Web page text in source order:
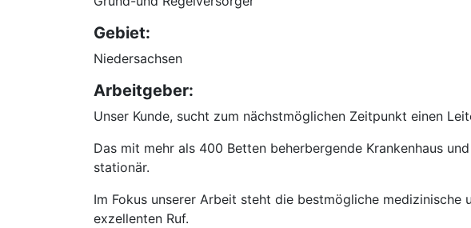
Gebiet:
Niedersachsen
Arbeitgeber:
Unser Kunde, sucht zum nächstmöglichen Zeitpunkt einen
Das mit mehr als 400 Betten beherbergende Krankenhaus
stationär.
Im Fokus unserer Arbeit steht die bestmögliche
exzellenten Ruf.